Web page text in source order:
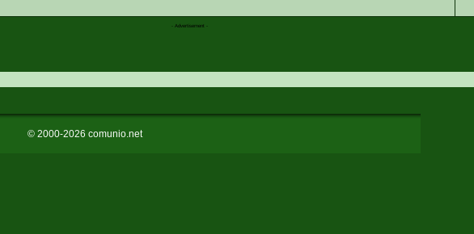
- Advertisement -
© 2000-2026 comunio.net